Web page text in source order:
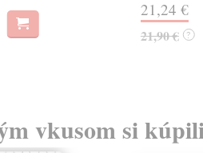
21,24 €
21,90 € ?
vkusom si